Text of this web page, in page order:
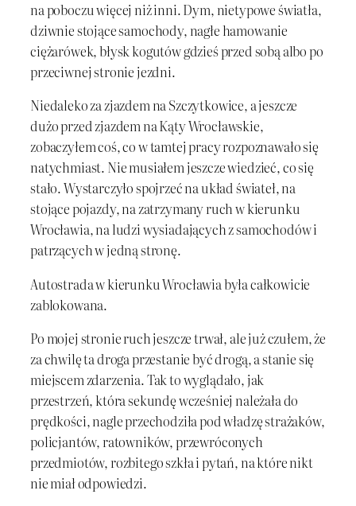
na poboczu więcej niż inni. Dym, nietypowe światła,
dziwnie stojące samochody, nagłe hamowanie
ciężarówek, błysk kogutów gdzieś przed sobą albo po
przeciwnej stronie jezdni.
Niedaleko za zjazdem na Szczytkowice, a jeszcze
dużo przed zjazdem na Kąty Wrocławskie,
zobaczyłem coś, co w tamtej pracy rozpoznawało się
natychmiast. Nie musiałem jeszcze wiedzieć, co się
stało. Wystarczyło spojrzeć na układ świateł, na
stojące pojazdy, na zatrzymany ruch w kierunku
Wrocławia, na ludzi wysiadających z samochodów i
patrzących w jedną stronę.
Autostrada w kierunku Wrocławia była całkowicie
zablokowana.
Po mojej stronie ruch jeszcze trwał, ale już czułem, że
za chwilę ta droga przestanie być drogą, a stanie się
miejscem zdarzenia. Tak to wyglądało, jak
przestrzeń, która sekundę wcześniej należała do
prędkości, nagle przechodziła pod władzę strażaków,
policjantów, ratowników, przewróconych
przedmiotów, rozbitego szkła i pytań, na które nikt
nie miał odpowiedzi.